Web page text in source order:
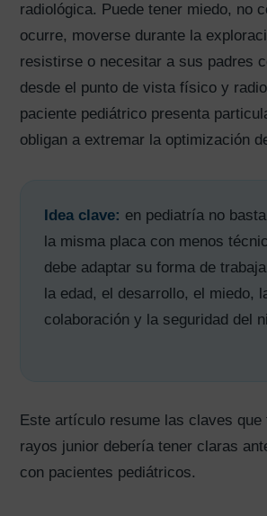
radiológica. Puede tener miedo, no
ocurre, moverse durante la
resistirse o necesitar a sus padres
desde el punto de vista físico y
paciente pediátrico presenta
obligan a extremar la optimización
Idea clave: en pediatría no
la misma placa con menos
debe adaptar su forma de
la edad, el desarrollo, el miedo,
colaboración y la seguridad del
Este artículo resume las claves que
rayos junior debería tener claras
con pacientes pediátricos.